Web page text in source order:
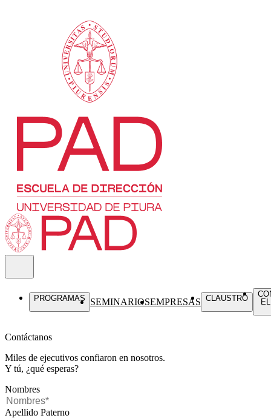
PROGRAMAS SEMINARIOSEMPRESAS CLAUSTRO
Contáctanos
Miles de ejecutivos confiaron en nosotros.
Y tú, ¿qué esperas?
Nombres
Apellido Paterno